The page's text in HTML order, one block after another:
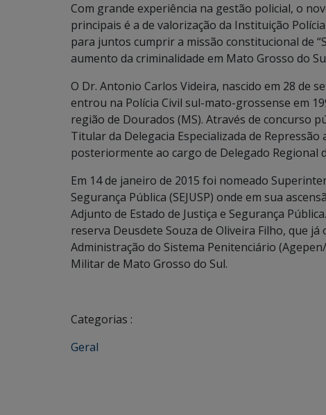
Com grande experiência na gestão policial, o
principais é a de valorização da Instituição
para juntos cumprir a missão constitucional de
aumento da criminalidade em Mato Grosso do
O Dr. Antonio Carlos Videira, nascido em 28 de
entrou na Polícia Civil sul-mato-grossense em
região de Dourados (MS). Através de concurso
Titular da Delegacia Especializada de
posteriormente ao cargo de Delegado Regional
Em 14 de janeiro de 2015 foi nomeado
Segurança Pública (SEJUSP) onde em sua
Adjunto de Estado de Justiça e Segurança
reserva Deusdete Souza de Oliveira Filho, que
Administração do Sistema Penitenciário
Militar de Mato Grosso do Sul.
Categorias :
Geral